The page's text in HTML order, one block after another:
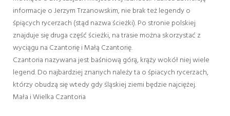
informacje o Jerzym Trzanowskim, nie brak też legendy o
śpiących rycerzach (stąd nazwa ścieżki). Po stronie polskiej
znajduje się druga część ścieżki, na trasie można skorzystać z
wyciągu na Czantorię i Małą Czantorię.
Czantoria nazywana jest baśniową górą, krąży wokół niej wiele
legend. Do najbardziej znanych należy ta o śpiacych rycerzach,
którzy obudzą się wtedy gdy śląskiej ziemi będzie najciężej.
Mała i Wielka Czantoria